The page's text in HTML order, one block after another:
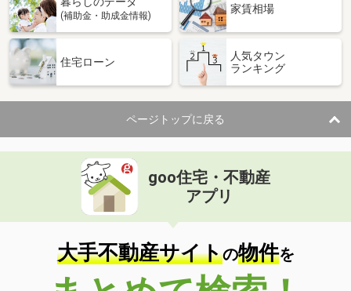
(補助金・助成金情報)
家賃相場
住宅ローン
人気タウン
ランキング
ページトップに戻る
goo住宅・不動産
アプリ
大手不動産サイトの物件を